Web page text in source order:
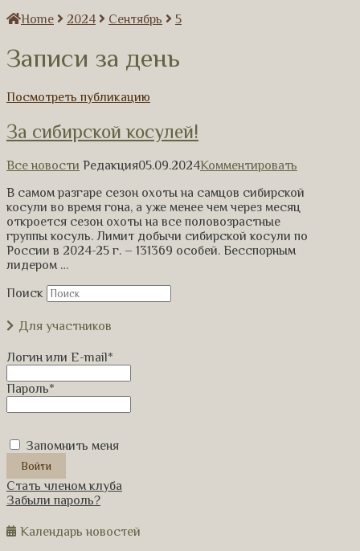
Home
2024 Сентябрь 5
Записи за день
Посмотреть публикацию
За сибирской косулей!
Все новости Редакция05.09.2024Комментировать
В самом разгаре сезон охоты на самцов сибирской
косули во время гона, а уже менее чем через месяц
откроется сезон охоты на все половозрастные
группы косуль. Лимит добычи сибирской косули по
России в 2024-25 г. – 131369 особей. Бесспорным
лидером …
Поиск
Для участников
Логин или E-mail*
Пароль*
Запомнить меня
Стать членом клуба
Забыли пароль?
Календарь новостей